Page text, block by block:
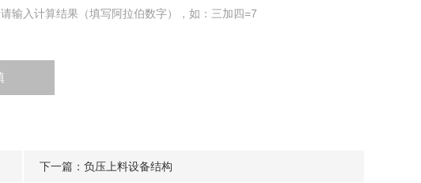
请输入计算结果（填写阿拉伯数字），如：三加四=7
下一篇： 负压上料设备结构